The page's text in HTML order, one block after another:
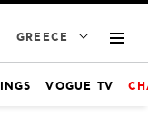
GREECE
VOGUE TV